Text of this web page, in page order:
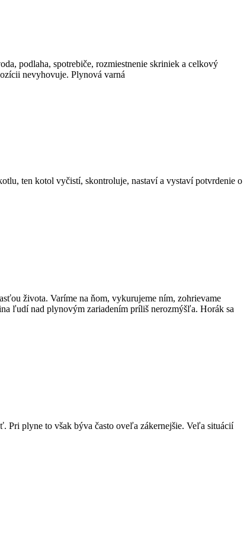
podlaha, spotrebiče, rozmiestnenie skriniek a celkový
nevyhovuje. Plynová varná
ten kotol vyčistí, skontroluje, nastaví a vystaví potvrdenie o
života. Varíme na ňom, vykurujeme ním, zohrievame
ľudí nad plynovým zariadením príliš nerozmýšľa. Horák sa
Pri plyne to však býva často oveľa zákernejšie. Veľa situácií